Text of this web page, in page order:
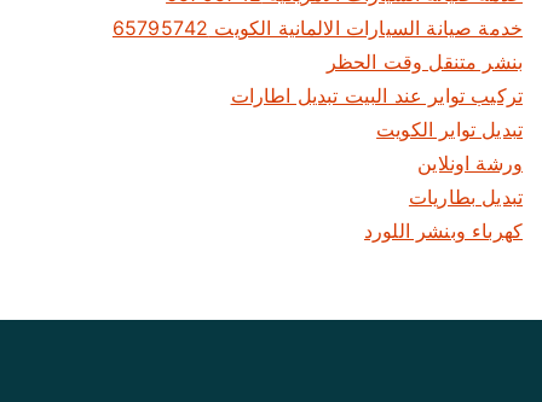
خدمة صيانة السيارات الالمانية الكويت 65795742
بنشر متنقل وقت الحظر
تركيب تواير عند البيت تبديل اطارات
تبديل تواير الكويت
ورشة اونلاين
تبديل بطاريات
كهرباء وبنشر اللورد